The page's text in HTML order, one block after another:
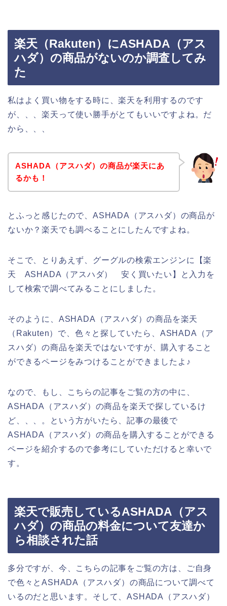
楽天（Rakuten）にASHADA（アス
ハダ）の商品がないのか調査してみ
た
私はよく買い物をする時に、楽天を利用するのです
が、、、楽天って使い勝手がとてもいいですよね。だ
から、、、
ASHADA（アスハダ）の商品が楽天にあ
るかも！
とふっと感じたので、ASHADA（アスハダ）の商品が
ないか？楽天でも調べることにしたんですよね。
そこで、とりあえず、グーグルの検索エンジンに【楽
天 ASHADA（アスハダ） 安く買いたい】と入力を
して検索で調べてみることにしました。
そのように、ASHADA（アスハダ）の商品を楽天
（Rakuten）で、色々と探していたら、ASHADA（ア
スハダ）の商品を楽天ではないですが、購入すること
ができるページをみつけることができましたよ♪
なので、もし、こちらの記事をご覧の方の中に、
ASHADA（アスハダ）の商品を楽天で探しているけ
ど、、、。という方がいたら、記事の最後で
ASHADA（アスハダ）の商品を購入することができる
ページを紹介するので参考にしていただけると幸いで
す。
楽天で販売しているASHADA（アス
ハダ）の商品の料金について友達か
ら相談された話
多分ですが、今、こちらの記事をご覧の方は、ご自身
で色々とASHADA（アスハダ）の商品について調べて
いるのだと思います。そして、ASHADA（アスハダ）